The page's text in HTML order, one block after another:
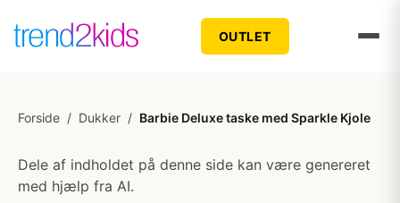
OUTLET
Forside / Dukker / Barbie Deluxe taske med Sparkle Kjole
Dele af indholdet på denne side kan være genereret
med hjælp fra AI.